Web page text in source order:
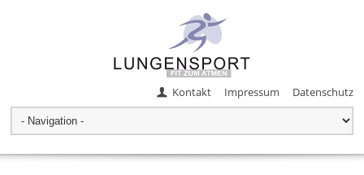
Kontakt Impressum Datenschutz